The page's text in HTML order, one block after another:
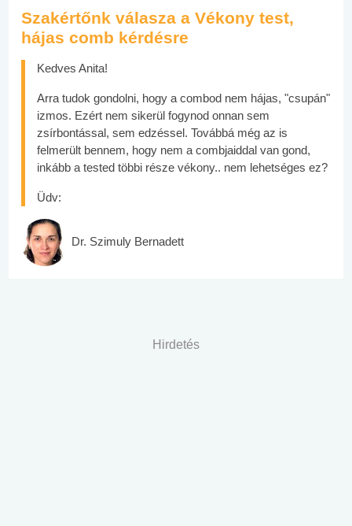
Szakértőnk válasza a Vékony test,
hájas comb kérdésre
Kedves Anita!
Arra tudok gondolni, hogy a combod nem hájas, "csupán"
izmos. Ezért nem sikerül fogynod onnan sem
zsírbontással, sem edzéssel. Továbbá még az is
felmerült bennem, hogy nem a combjaiddal van gond,
inkább a tested többi része vékony.. nem lehetséges ez?
Üdv:
Dr. Szimuly Bernadett
Hirdetés